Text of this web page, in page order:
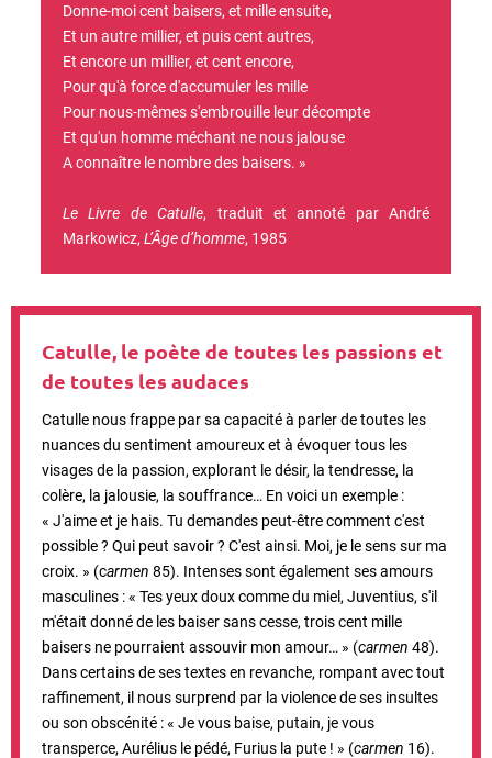
Donne-moi cent baisers, et mille ensuite,
Et un autre millier, et puis cent autres,
Et encore un millier, et cent encore,
Pour qu'à force d'accumuler les mille
Pour nous-mêmes s'embrouille leur décompte
Et qu'un homme méchant ne nous jalouse
A connaître le nombre des baisers. »
Le Livre de Catulle, traduit et annoté par André
Markowicz, L’Âge d’homme, 1985
Catulle, le poète de toutes les passions et
de toutes les audaces
Catulle nous frappe par sa capacité à parler de toutes les
nuances du sentiment amoureux et à évoquer tous les
visages de la passion, explorant le désir, la tendresse, la
colère, la jalousie, la souffrance… En voici un exemple :
« J'aime et je hais. Tu demandes peut-être comment c'est
possible ? Qui peut savoir ? C'est ainsi. Moi, je le sens sur ma
croix. » (carmen 85). Intenses sont également ses amours
masculines :« Tes yeux doux comme du miel, Juventius, s'il
m'était donné de les baiser sans cesse, trois cent mille
baisers ne pourraient assouvir mon amour… » (carmen 48).
Dans certains de ses textes en revanche, rompant avec tout
raffinement, il nous surprend par la violence de ses insultes
ou son obscénité : « Je vous baise, putain, je vous
transperce, Aurélius le pédé, Furius la pute ! » (carmen 16).